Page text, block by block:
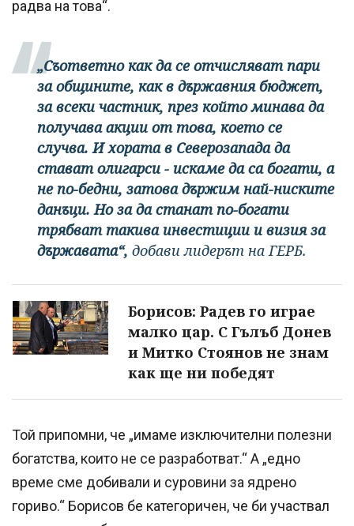
радва на това“.
„Съответно как да се отчисляват пари
за общините, как в държавния бюджет,
за всеки частник, през който минава да
получава акции от това, което се
случва. И хората в Северозапада да
стават олигарси - искаме да са богати, а
не по-бедни, затова държим най-ниските
данъци. Но за да станат по-богати
трябват такива инвестиции и визия за
държавата“, добави лидерът на ГЕРБ.
Борисов: Радев го играе
малко цар. С Гълъб Донев
и Митко Стоянов не знам
как ще ни победят
Той припомни, че „имаме изключителни полезни
богатства, които не се разработват.“ А „едно
време сме добивали и суровини за ядрено
гориво.“ Борисов бе категоричен, че би участвал